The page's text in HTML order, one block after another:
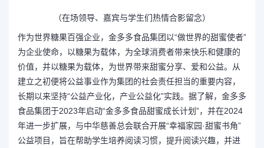
（在场领导、嘉宾与学生们热情合影留念）
作为世界糖果百强企业，金多多食品集团以“做世界的甜蜜使者”
为企业使命，以糖果为载体，为全球消费者带来快乐和健康的
价值，并以糖果为载体，为世界带来甜蜜分享、爱和公益。从
建立之初便将公益事业作为集团的社会责任担当的重要内容，
长期以来坚持“公益产业化，产业公益化”实践。据了解，金多多
食品集团于2023年启动“金多多食品甜蜜成长计划”，并在2024
年进一步扩展，与中华慈善总会联合开展“幸福家园·甜蜜书角”
公益项目，旨在帮助学生培养阅读习惯，提升阅读兴趣，并进